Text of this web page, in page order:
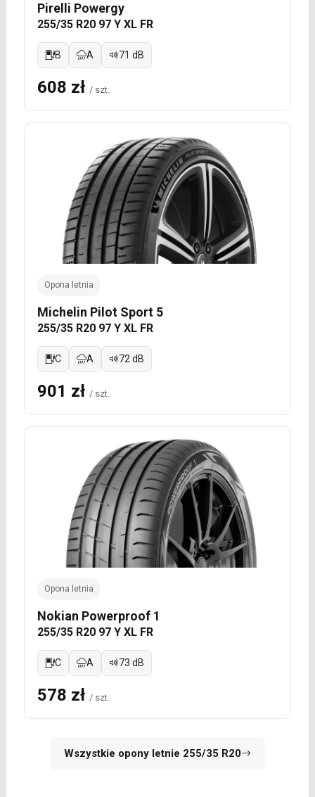
Pirelli Powergy
255/35 R20 97 Y XL FR
B A 71 dB
608 zł / szt.
Opona letnia
Michelin Pilot Sport 5
255/35 R20 97 Y XL FR
C A 72 dB
901 zł / szt.
Opona letnia
Nokian Powerproof 1
255/35 R20 97 Y XL FR
C A 73 dB
578 zł / szt.
Wszystkie opony letnie 255/35 R20